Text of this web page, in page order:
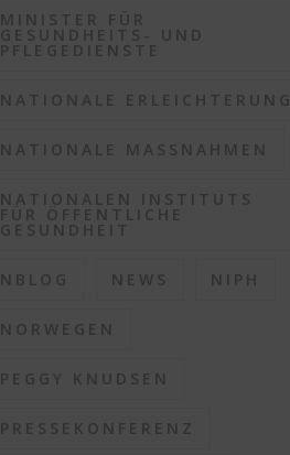
MINISTER FÜR
GESUNDHEITS- UND
PFLEGEDIENSTE
NATIONALE ERLEICHTERUNG
NATIONALE MASSNAHMEN
NATIONALEN INSTITUTS
FÜR ÖFFENTLICHE
GESUNDHEIT
NBLOG NEWS NIPH
NORWEGEN
PEGGY KNUDSEN
PRESSEKONFERENZ